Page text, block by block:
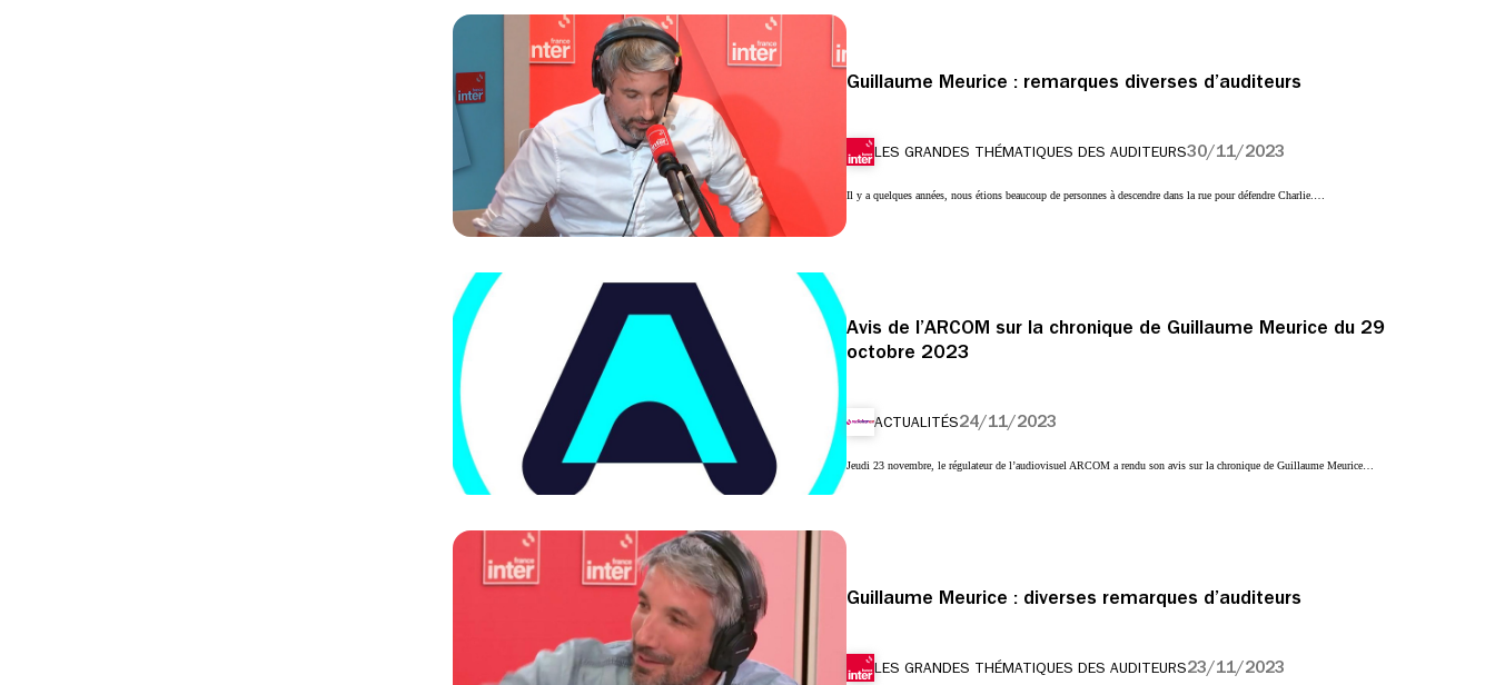
Guillaume Meurice : remarques diverses d’auditeurs
LES GRANDES THÉMATIQUES DES AUDITEURS30/11/2023
Il y a quelques années, nous étions beaucoup de personnes à descendre dans la rue pour défendre Charlie.…
Avis de l’ARCOM sur la chronique de Guillaume Meurice du 29
octobre 2023
ACTUALITÉS24/11/2023
Jeudi 23 novembre, le régulateur de l’audiovisuel ARCOM a rendu son avis sur la chronique de Guillaume Meurice…
Guillaume Meurice : diverses remarques d’auditeurs
LES GRANDES THÉMATIQUES DES AUDITEURS23/11/2023